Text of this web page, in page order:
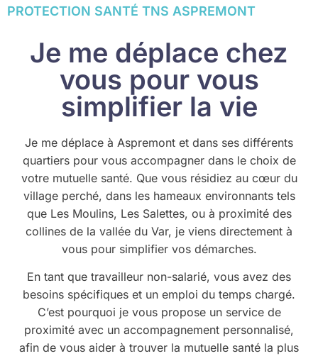
PROTECTION SANTÉ TNS ASPREMONT
Je me déplace chez
vous pour vous
simplifier la vie
Je me déplace à Aspremont et dans ses différents
quartiers pour vous accompagner dans le choix de
votre mutuelle santé. Que vous résidiez au cœur du
village perché, dans les hameaux environnants tels
que Les Moulins, Les Salettes, ou à proximité des
collines de la vallée du Var, je viens directement à
vous pour simplifier vos démarches.
En tant que travailleur non-salarié, vous avez des
besoins spécifiques et un emploi du temps chargé.
C’est pourquoi je vous propose un service de
proximité avec un accompagnement personnalisé,
afin de vous aider à trouver la mutuelle santé la plus